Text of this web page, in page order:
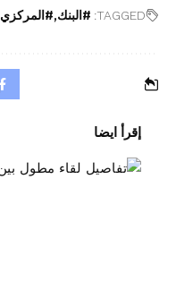
TAGGED: #البنك #المركزي
إقرأ ايضا